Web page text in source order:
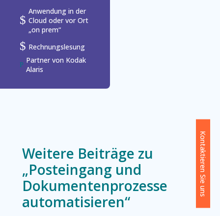
$
Anwendung in der
Cloud oder vor Ort
„on prem“
$ Rechnungslesung
P
Partner von Kodak
Alaris
Weitere Beiträge zu
„Posteingang und
Dokumentenprozesse
automatisieren“
Kontaktieren Sie uns